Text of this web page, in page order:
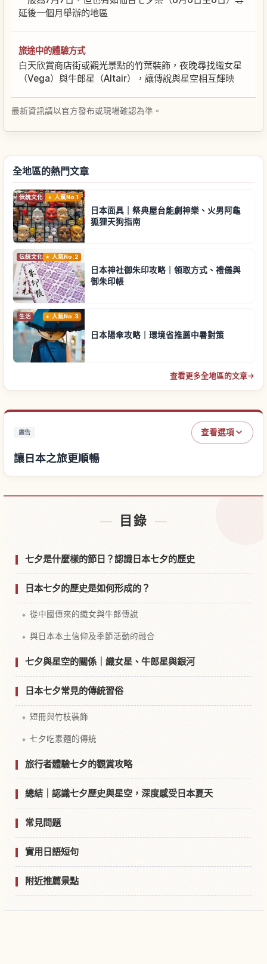
延後一個月舉辦的地區
旅途中的體驗方式
白天欣賞商店街或觀光景點的竹葉裝飾，夜晚尋找織女星
（Vega）與牛郎星（Altair），讓傳說與星空相互輝映
最新資訊請以官方發布或現場確認為準。
全地區的熱門文章
伝統文化 人氣No.1
日本面具｜祭典屋台能劇神樂、火男阿龜
狐狸天狗指南
伝統文化 人氣No.2
日本神社御朱印攻略｜領取方式、禮儀與
御朱印帳
生活 人氣No.3
日本陽傘攻略｜環境省推薦中暑對策
查看更多全地區的文章→
廣告 查看選項
讓日本之旅更順暢
目錄
七夕是什麼樣的節日？認識日本七夕的歷史
日本七夕的歷史是如何形成的？
從中國傳來的織女與牛郎傳說
與日本本土信仰及季節活動的融合
七夕與星空的關係｜織女星、牛郎星與銀河
日本七夕常見的傳統習俗
短冊與竹枝裝飾
七夕吃素麵的傳統
旅行者體驗七夕的觀賞攻略
總結｜認識七夕歷史與星空，深度感受日本夏天
常見問題
實用日語短句
附近推薦景點